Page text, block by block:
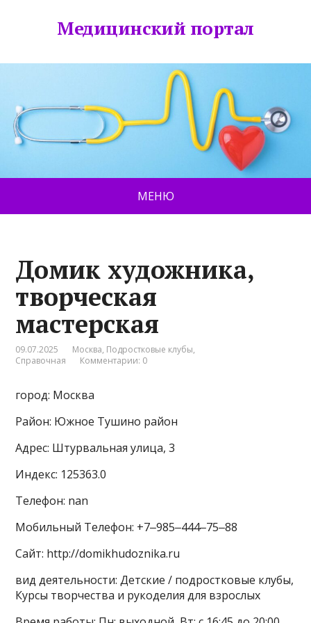
Медицинский портал
МЕНЮ
Домик художника,
творческая
мастерская
09.07.2025 Москва, Подростковые клубы,
Справочная
Комментарии: 0
город: Москва
Район: Южное Тушино район
Адрес: Штурвальная улица, 3
Индекс: 125363.0
Телефон: nan
Мобильный Телефон: +7‒985‒444‒75‒88
Сайт: http://domikhudoznika.ru
вид деятельности: Детские / подростковые клубы,
Курсы творчества и рукоделия для взрослых